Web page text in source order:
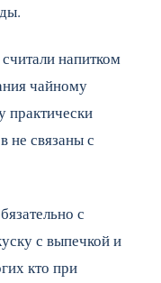
напитком
чайному
практически
не связаны с
с
с выпечкой и
кто при